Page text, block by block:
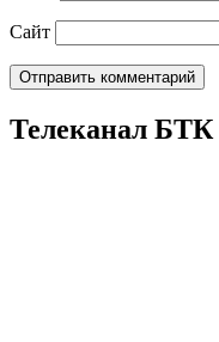
Сайт
Телеканал БТК